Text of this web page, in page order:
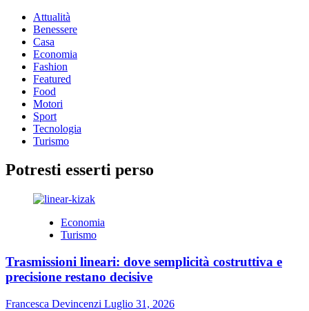
Attualità
Benessere
Casa
Economia
Fashion
Featured
Food
Motori
Sport
Tecnologia
Turismo
Potresti esserti perso
Economia
Turismo
Trasmissioni lineari: dove semplicità costruttiva e
precisione restano decisive
Francesca Devincenzi Luglio 31, 2026